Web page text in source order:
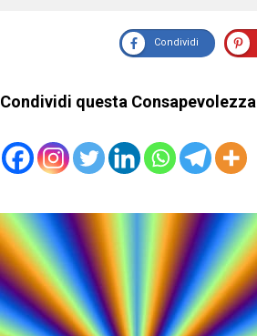
Condividi
Condividi questa